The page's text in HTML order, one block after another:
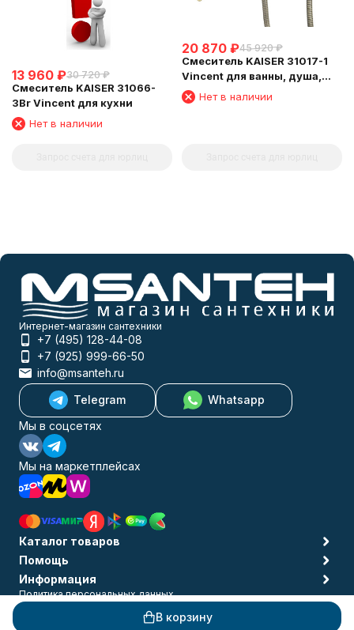
В корзину
13 960 ₽30 720 ₽
Смеситель KAISER 31066-
3Br Vincent для кухни
Нет в наличии
20 870 ₽45 920 ₽
Смеситель KAISER 31017-1
Vincent для ванны, душа,
биде, Бронза
Нет в наличии
Интернет-магазин сантехники
+7 (495) 128-44-08
+7 (925) 999-66-50
info@msanteh.ru
Telegram
Whatsapp
Мы в соцсетях
Мы на маркетплейсах
Каталог товаров
Помощь
Информация
Политика персональных данных
© 2009-2026 MSANTEH